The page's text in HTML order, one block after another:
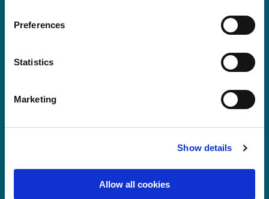
particular, there is a risk that your data may be processed by
without legal remedies. If you click on "Allow selection" and
above does not take place.
Preferences
Statistics
Marketing
Show details
Allow all cookies
는 LEXAN™ 필름 및 시트의 등록 상표로 전
자주 찾는 질문